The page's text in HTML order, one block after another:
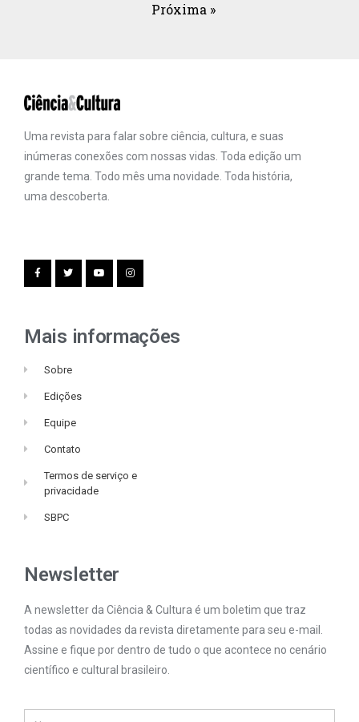
Próxima »
Uma revista para falar sobre ciência, cultura, e suas
inúmeras conexões com nossas vidas. Toda edição um
grande tema. Todo mês uma novidade. Toda história,
uma descoberta.
Mais informações
Sobre
Edições
Equipe
Contato
Termos de serviço e
privacidade
SBPC
Newsletter
A newsletter da Ciência & Cultura é um boletim que traz
todas as novidades da revista diretamente para seu e-mail.
Assine e fique por dentro de tudo o que acontece no cenário
científico e cultural brasileiro.